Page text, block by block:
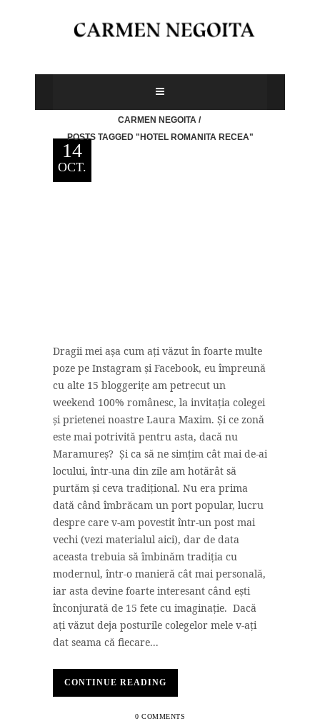
CARMEN NEGOITA /
POSTS TAGGED "HOTEL ROMANITA RECEA"
14
OCT.
Dragii mei așa cum ați văzut în foarte multe
poze pe Instagram și Facebook, eu împreună
cu alte 15 bloggerițe am petrecut un
weekend 100% românesc, la invitația colegei
și prietenei noastre Laura Maxim. Și ce zonă
este mai potrivită pentru asta, dacă nu
Maramureș? Și ca să ne simțim cât mai de-ai
locului, într-una din zile am hotărât să
purtăm și ceva tradițional. Nu era prima
dată când îmbrăcam un port popular, lucru
despre care v-am povestit într-un post mai
vechi (vezi materialul aici), dar de data
aceasta trebuia să îmbinăm tradiția cu
modernul, într-o manieră cât mai personală,
iar asta devine foarte interesant când ești
înconjurată de 15 fete cu imaginație. Dacă
ați văzut deja posturile colegelor mele v-ați
dat seama că fiecare...
CONTINUE READING
0 COMMENTS